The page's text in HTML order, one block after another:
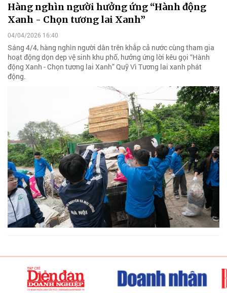
Hàng nghìn người hưởng ứng “Hành động
Xanh - Chọn tương lai Xanh”
04/04/2026 16:40
Sáng 4/4, hàng nghìn người dân trên khắp cả nước cùng tham gia
hoạt động dọn dẹp vệ sinh khu phố, hưởng ứng lời kêu gọi “Hành
động Xanh - Chọn tương lai Xanh” Quỹ Vì Tương lai xanh phát
động.